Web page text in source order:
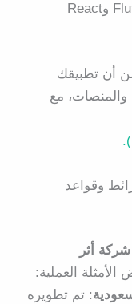
تطبيقات هجينة باستخدام Flutter وReact
أن تطبيقك
مع
وقواعد
أثر
: تم تطويره